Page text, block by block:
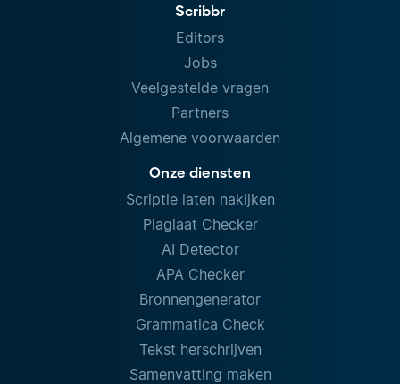
Scribbr
Editors
Jobs
Veelgestelde vragen
Partners
Algemene voorwaarden
Onze diensten
Scriptie laten nakijken
Plagiaat Checker
AI Detector
APA Checker
Bronnengenerator
Grammatica Check
Tekst herschrijven
Samenvatting maken